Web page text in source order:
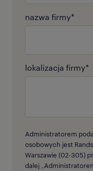
nazwa firmy*
lokalizacja firmy*
Administratorem
osobowych jest
Warszawie (02-305)
dalej